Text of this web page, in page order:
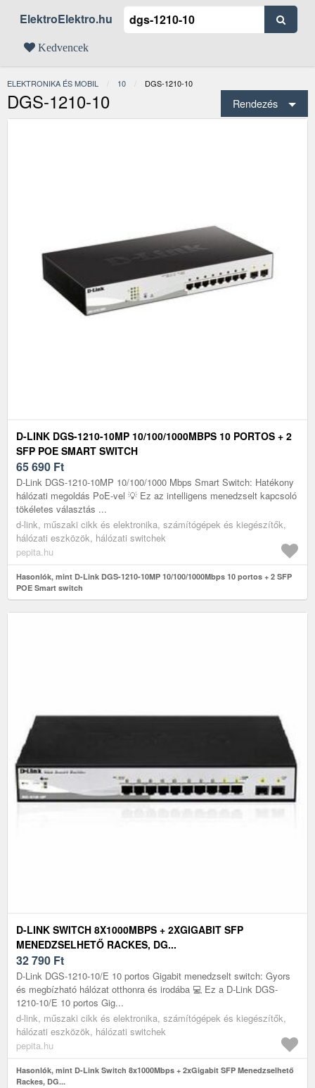
ElektroElektro.hu
Kedvencek
ELEKTRONIKA ÉS MOBIL 10 JELENLEGI:
DGS-1210-10
DGS-1210-10 Rendezés
D-LINK DGS-1210-10MP 10/100/1000MBPS 10 PORTOS + 2
SFP POE SMART SWITCH
65 690 Ft
D-Link DGS-1210-10MP 10/100/1000 Mbps Smart Switch: Hatékony
hálózati megoldás PoE-vel 💡 Ez az intelligens menedzselt kapcsoló
tökéletes választás ...
d-link, műszaki cikk és elektronika, számítógépek és kiegészítők,
hálózati eszközök, hálózati switchek
pepita.hu
Hasonlók, mint D-Link DGS-1210-10MP 10/100/1000Mbps 10 portos + 2 SFP
POE Smart switch
D-LINK SWITCH 8X1000MBPS + 2XGIGABIT SFP
MENEDZSELHETŐ RACKES, DG...
32 790 Ft
D-Link DGS-1210-10/E 10 portos Gigabit menedzselt switch: Gyors
és megbízható hálózat otthonra és irodába 💻 Ez a D-Link DGS-
1210-10/E 10 portos Gig...
d-link, műszaki cikk és elektronika, számítógépek és kiegészítők,
hálózati eszközök, hálózati switchek
pepita.hu
Hasonlók, mint D-Link Switch 8x1000Mbps + 2xGigabit SFP Menedzselhető
Rackes, DG...